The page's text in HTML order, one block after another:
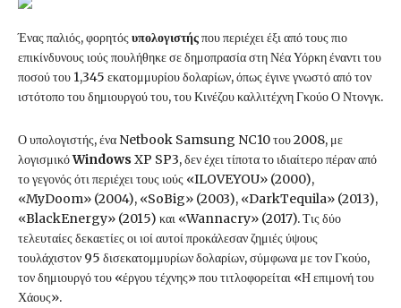
Ένας παλιός, φορητός υπολογιστήςπου περιέχει έξι από τους πιο
επικίνδυνους ιούς πουλήθηκε σε δημοπρασία στη Νέα Υόρκη έναντι του
ποσού του 1,345 εκατομμυρίου δολαρίων, όπως έγινε γνωστό από τον
ιστότοπο του δημιουργού του, του Κινέζου καλλιτέχνη Γκούο Ο Ντονγκ.
Ο υπολογιστής, ένα Netbook Samsung NC10 του 2008, με
λογισμικόWindows XP SP3, δεν έχει τίποτα το ιδιαίτερο πέραν από
το γεγονός ότι περιέχει τους ιούς «ILOVEYOU» (2000),
«MyDoom» (2004), «SoBig» (2003), «DarkTequila» (2013),
«BlackEnergy» (2015) και «Wannacry» (2017). Τις δύο
τελευταίες δεκαετίες οι ιοί αυτοί προκάλεσαν ζημιές ύψους
τουλάχιστον 95 δισεκατομμυρίων δολαρίων, σύμφωνα με τον Γκούο,
τον δημιουργό του «έργου τέχνης» που τιτλοφορείται «Η επιμονή του
Χάους».